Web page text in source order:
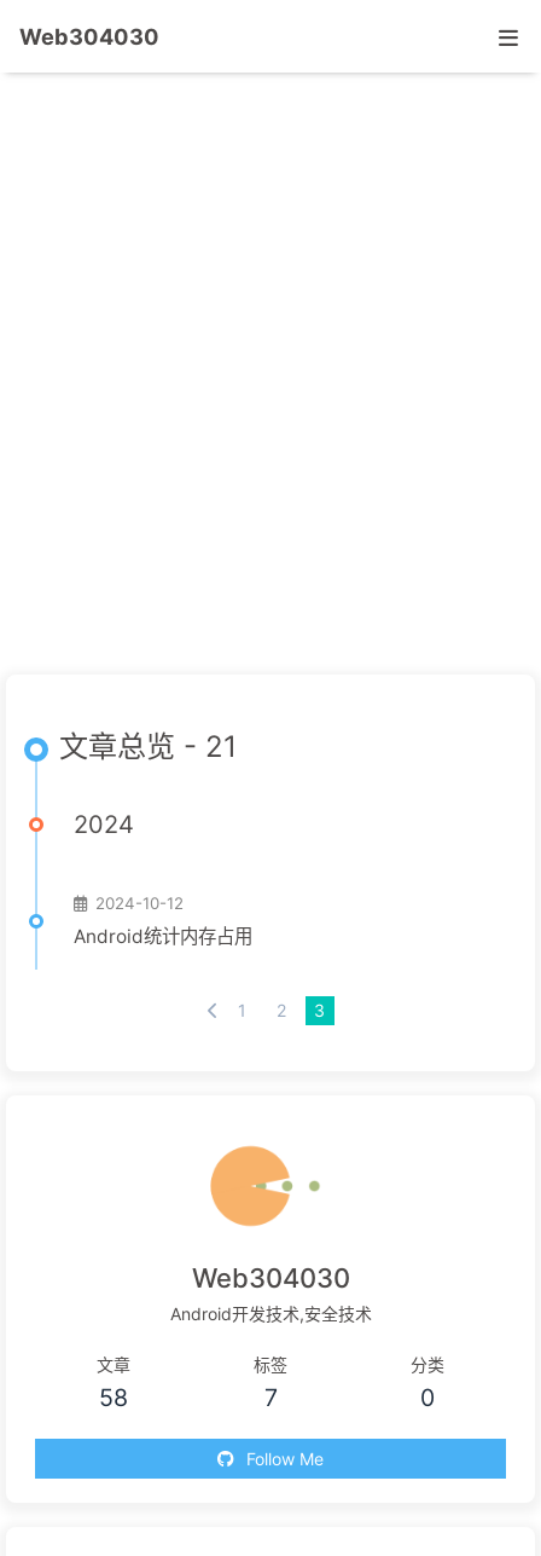
Web304030
文章总览 - 21
2024
2024-10-12
Android统计内存占用
1 2 3
Web304030
Android开发技术,安全技术
文章
58
标签
7
分类
0
Follow Me